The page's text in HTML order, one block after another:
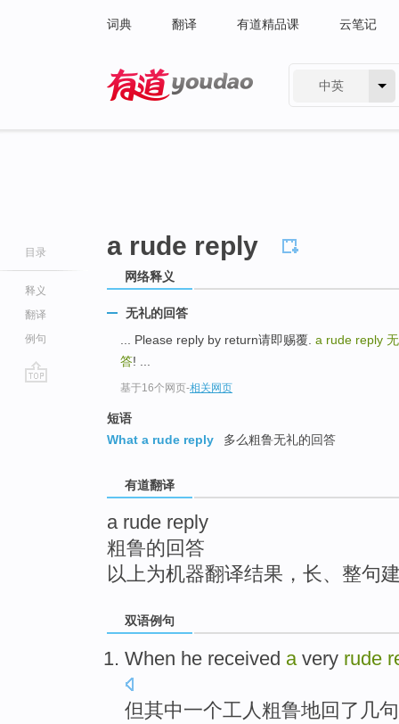
词典 翻译 有道精品课 云笔记
中英
目录
释义
翻译
例句
a rude reply
网络释义
无礼的回答
... Please reply by return请即赐覆. a rude reply
答! ...
基于16个网页-相关网页
短语
What a rude reply
多么粗鲁无礼的回答
有道翻译
a rude reply
粗鲁的回答
以上为机器翻译结果，长、整句
双语例句
When he received avery rude
但其中一个工人粗鲁地回 了几